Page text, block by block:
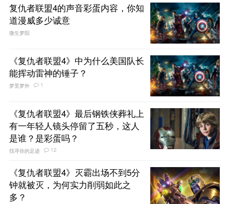
复仇者联盟4的声音彩蛋内容，你知
道漫威多少诚意
微生梦阳
《复仇者联盟4》中为什么美国队长
能挥动雷神的锤子？
梦里梦外 1
《复仇者联盟4》最后钢铁侠葬礼上
有一年轻人镜头停留了五秒，这人
是谁？是彩蛋吗？
找寻你的足迹 12
《复仇者联盟4》灭霸出场不到5分
钟就被灭，为何实力削弱如此之
多？